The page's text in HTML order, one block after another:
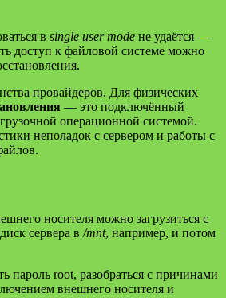
в single user mode не удаётся —
доступ к файловой системе можно
провайдеров. Для физических
— это подключённый
операционной системой.
неполадок с сервером и работы с
носителя можно загрузиться с
сервера в /mnt, например, и потом
пароль root, разобраться с причинами
внешнего носителя и